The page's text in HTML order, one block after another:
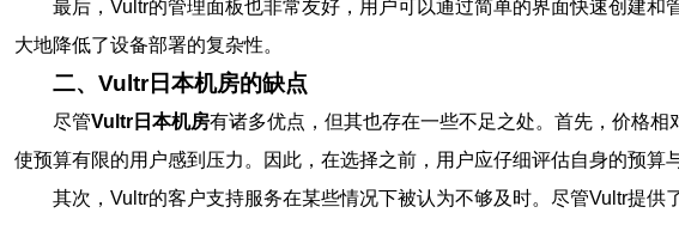
最后，Vultr的管理面板也非常友好，用户可以通过简单的界面快速创建
大地降低了设备部署的复杂性。
二、Vultr日本机房的缺点
尽管Vultr日本机房有诸多优点，但其也存在一些不足之处。首先，价格
使预算有限的用户感到压力。因此，在选择之前，用户应仔细评估自身的预算
其次，Vultr的客户支持服务在某些情况下被认为不够及时。尽管Vultr提